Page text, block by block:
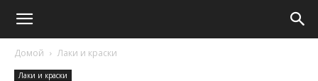
Домой Лаки и краски
Лаки и краски